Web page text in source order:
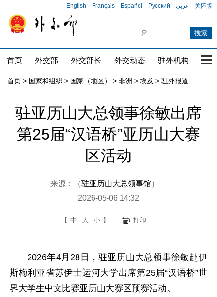
English Français Español Русский عربي 关怀版
首页 外交部 外交部长 外交动态 驻外机构 国
首页 > 国家和组织 > 国家（地区） > 非洲 > 埃及 > 驻外报道
驻亚历山大总领事徐敏出席
第25届“汉语桥”亚历山大赛
区活动
来源：（驻亚历山大总领事馆）
2026-05-06 14:32
【 中 大 小 】 打印
2026年4月28日，驻亚历山大总领事徐敏赴伊
斯梅利亚省苏伊士运河大学出席第25届“汉语桥”世
界大学生中文比赛亚历山大赛区预赛活动。